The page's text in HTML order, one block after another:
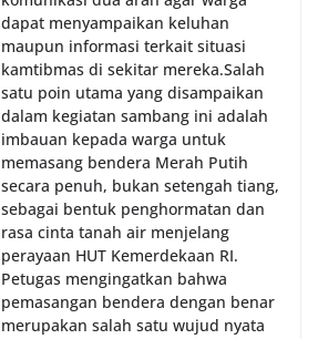
dapat menyampaikan keluhan
maupun informasi terkait situasi
kamtibmas di sekitar mereka.‎‎‎Salah
satu poin utama yang disampaikan
dalam kegiatan sambang ini adalah
imbauan kepada warga untuk
memasang bendera Merah Putih
secara penuh, bukan setengah tiang,
sebagai bentuk penghormatan dan
rasa cinta tanah air menjelang
perayaan HUT Kemerdekaan RI.
Petugas mengingatkan bahwa
pemasangan bendera dengan benar
merupakan salah satu wujud nyata